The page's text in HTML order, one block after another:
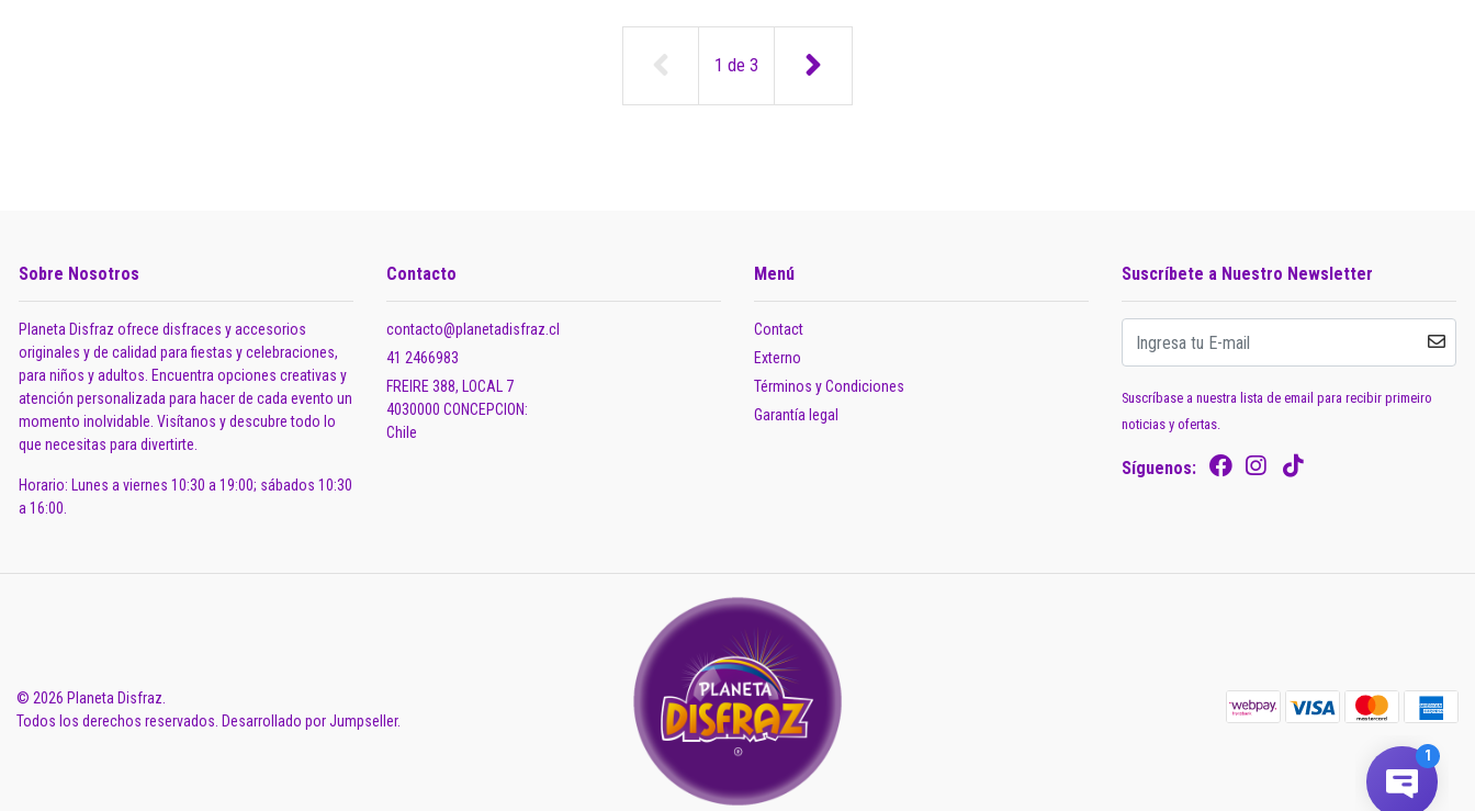
1 de 3
Sobre Nosotros
Planeta Disfraz ofrece disfraces y accesorios
originales y de calidad para fiestas y celebraciones,
para niños y adultos. Encuentra opciones creativas y
atención personalizada para hacer de cada evento un
momento inolvidable. Visítanos y descubre todo lo
que necesitas para divertirte.
Horario: Lunes a viernes 10:30 a 19:00; sábados 10:30
a 16:00.
Contacto
contacto@planetadisfraz.cl
41 2466983
FREIRE 388, LOCAL 7
4030000 CONCEPCION:
Chile
Menú
Contact
Externo
Términos y Condiciones
Garantía legal
Suscríbete a Nuestro Newsletter
Suscríbase a nuestra lista de email para recibir primeiro
noticias y ofertas.
Síguenos:
© 2026 Planeta Disfraz.
Todos los derechos reservados. Desarrollado por Jumpseller.